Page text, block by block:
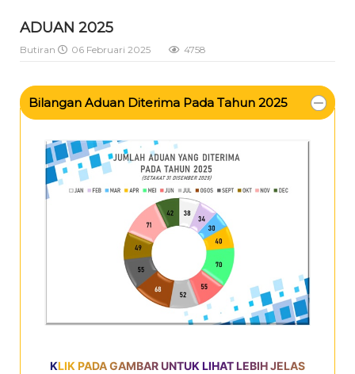
ADUAN 2025
Butiran 06 Februari 2025 4758
Bilangan Aduan Diterima Pada Tahun 2025
KLIK PADA GAMBAR UNTUK LIHAT LEBIH JELAS